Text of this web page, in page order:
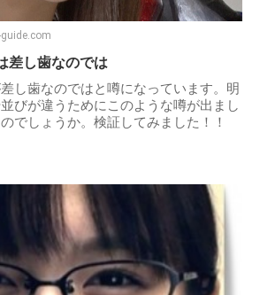
差し歯なのでは
し歯なのではと噂になっています。明
びが違うためにこのような噂が出まし
でしょうか。検証してみました！！